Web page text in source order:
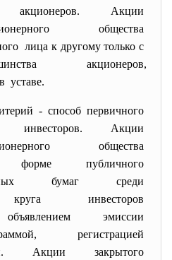
акционеров. Акции
общества
лица к другому только с
акционеров,
уставе.
- способ первичного
инвесторов. Акции
общества
в форме публичного
бумаг среди
круга инвесторов
эмиссии
регистрацией
Акции закрытого